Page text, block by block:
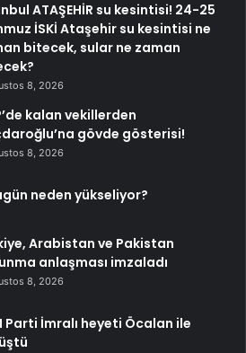
ATAŞEHİR su kesintisi! 24-25
İSKİ Ataşehir su kesintisi ne
bitecek, sular ne zaman
8, 2026
kalan vekillerden
gövde gösterisi!
8, 2026
neden yükseliyor?
Arabistan ve Pakistan
anlaşması imzaladı
8, 2026
Parti İmralı heyeti Öcalan ile